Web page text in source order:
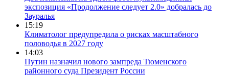
экспозиция «Продолжение следует 2.0» добралась до
Зауралья
15:19
Климатолог предупредила о рисках масштабного
половодья в 2027 году
14:03
Путин назначил нового зампреда Тюменского
районного суда Президент России